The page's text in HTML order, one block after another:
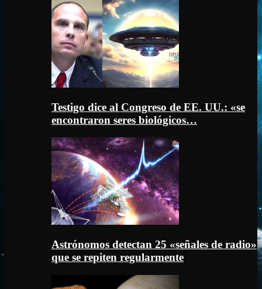
Testigo dice al Congreso de EE. UU.: «se
encontraron seres biológicos…
Astrónomos detectan 25 «señales de radio»
que se repiten regularmente